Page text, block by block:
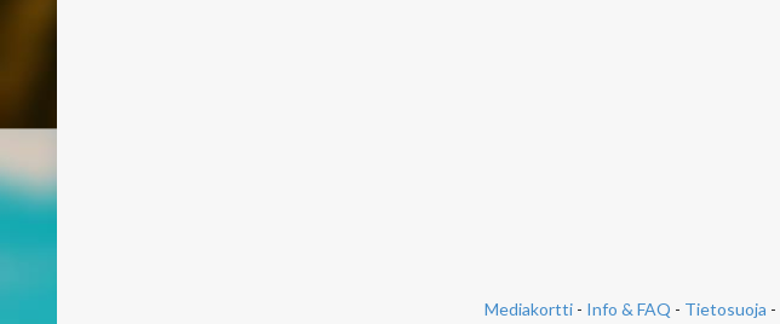
Mediakortti- Info & FAQ - Tietosuoja -